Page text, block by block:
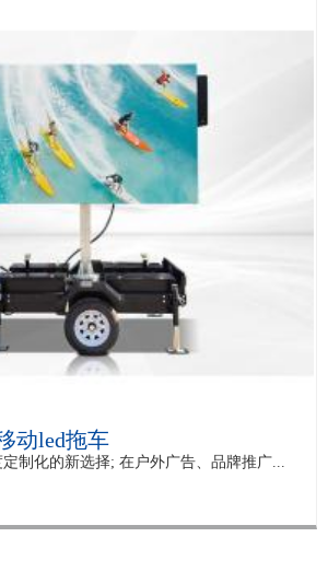
动led拖车
制化的新选择; 在户外广告、品牌推广...